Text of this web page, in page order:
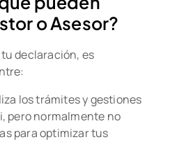
o Asesor?
declaración, es
los trámites y gestiones
pero normalmente no
para optimizar tus